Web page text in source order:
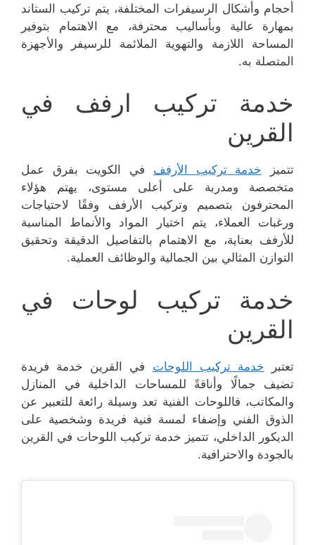
أحجام وأشكال الرسيفرات المختلفة، يتم تركيب الستاند
بمهارة عالية وبأساليب محترفة، مع الاهتمام بتوفير
المساحة اللازمة والتهوية الملائمة للرسيفر والأجهزة
المتصلة به.
خدمة تركيب ارفف في
القرين
تتميز خدمة تركيب الأرفف في الكويت بفرق عمل
متخصصة ومدربة على أعلى مستوى، يهتم هؤلاء
المحترفون بتصميم وتركيب الأرفف وفقًا لاحتياجات
ورغبات العملاء، يتم اختيار المواد والأنماط المناسبة
للأرفف بعناية، مع الاهتمام بالتفاصيل الدقيقة وتحقيق
التوازن المثالي بين الجمالية والوظائف العملية.
خدمة تركيب لوحات في
القرين
تعتبر خدمة تركيب اللوحات في القرين خدمة فريدة
تضيف جمالًا وأناقةً للمساحات الداخلية في المنازل
والمكاتب، فاللوحات الفنية تعد وسيلة رائعة للتعبير عن
الذوق الفني وإضفاء لمسة فنية فريدة وشخصية على
الديكور الداخلي، تتميز خدمة تركيب اللوحات في القرين
بالجودة والاحترافية.